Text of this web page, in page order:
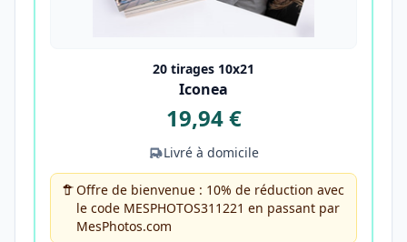
20 tirages 10x21
Iconea
19,94 €
Livré à domicile
Offre de bienvenue : 10% de réduction avec
le code MESPHOTOS311221 en passant par
MesPhotos.com